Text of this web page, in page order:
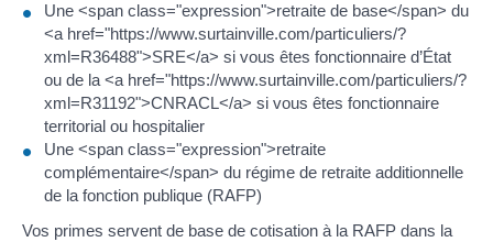
Une <span class="expression">retraite de base</span> du
<a href="https://www.surtainville.com/particuliers/?
xml=R36488">SRE</a> si vous êtes fonctionnaire d’État
ou de la <a href="https://www.surtainville.com/particuliers/?
xml=R31192">CNRACL</a> si vous êtes fonctionnaire
territorial ou hospitalier
Une <span class="expression">retraite
complémentaire</span> du régime de retraite additionnelle
de la fonction publique (RAFP)
Vos primes servent de base de cotisation à la RAFP dans la